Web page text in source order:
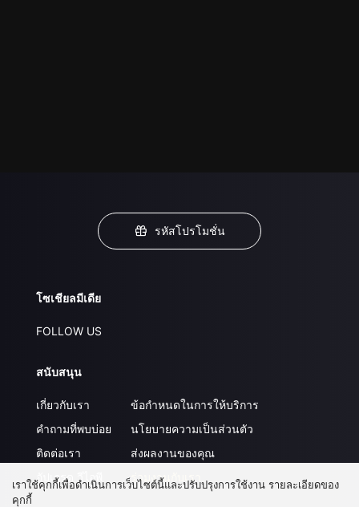
รหัสโปรโมชั่น
โซเชียลมีเดีย
FOLLOW US
สนับสนุน
เกี่ยวกับเรา
คำถามที่พบบ่อย
ติดต่อเรา
อัปเกรด วีไอพี
ข้อกำหนดในการให้บริการ
นโยบายความเป็นส่วนตัว
ส่งผลงานของคุณ
ร่วมงานกับเรา
เราใช้คุกกี้เพื่อดำเนินการเว็บไซต์นี้และปรับปรุงการใช้งาน รายละเอียดของ
คุกกี้